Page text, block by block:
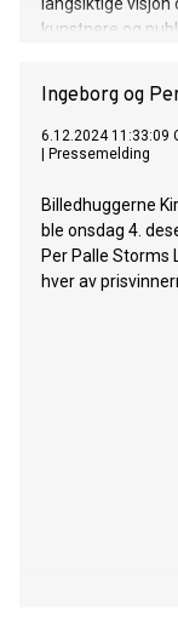
langsiktige visjon
kunstnere og
Ingeborg og
6.12.2024 11:33:09
Pressemelding
Billedhuggerne
ble onsdag 4.
Per Palle Storms
hver av